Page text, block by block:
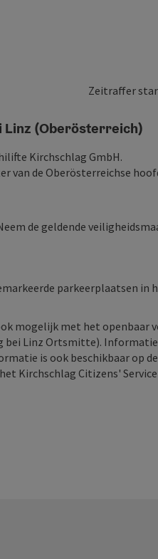
Zeitraffer
Laatste
Linz (Oberösterreich)
Kirchschlag GmbH.
van de Oberösterreichse
de geldende
parkeerplaatsen in
mogelijk met het openbaar
bei Linz Ortsmitte).
is ook beschikbaar op
Kirchschlag Citizens'